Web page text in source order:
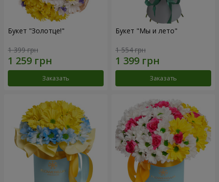
Букет "Золотце!"
1 399 грн
Заказать
Букет "Мы и лето"
1 554 грн
Заказать